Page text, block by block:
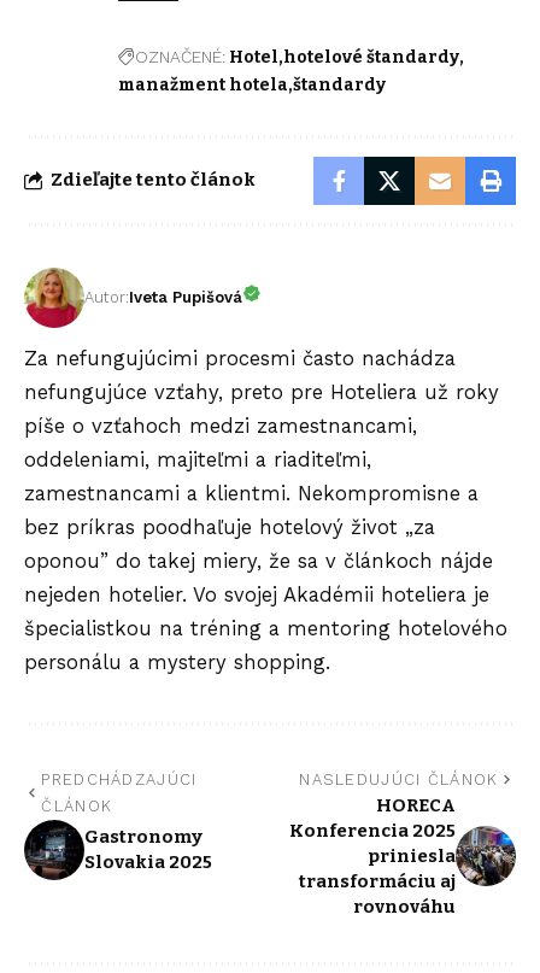
OZNAČENÉ: Hotel hotelové štandardy
manažment hotela štandardy
Zdieľajte tento článok
Autor:Iveta Pupišová
Za nefungujúcimi procesmi často nachádza
nefungujúce vzťahy, preto pre Hoteliera už roky
píše o vzťahoch medzi zamestnancami,
oddeleniami, majiteľmi a riaditeľmi,
zamestnancami a klientmi. Nekompromisne a
bez príkras poodhaľuje hotelový život „za
oponou” do takej miery, že sa v článkoch nájde
nejeden hotelier. Vo svojej Akadémii hoteliera je
špecialistkou na tréning a mentoring hotelového
personálu a mystery shopping.
PREDCHÁDZAJÚCI
ČLÁNOK
Gastronomy
Slovakia 2025
NASLEDUJÚCI ČLÁNOK
HORECA
Konferencia 2025
priniesla
transformáciu aj
rovnováhu